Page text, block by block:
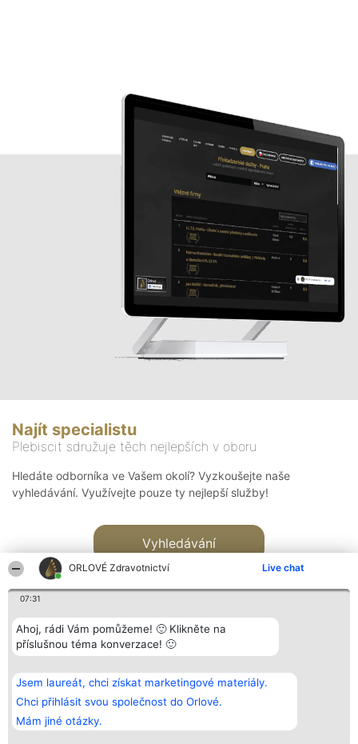
ORLOVÉ Zdravotnictví Live chat
07:31
Ahoj, rádi Vám pomůžeme! 🙂 Klikněte na
příslušnou téma konverzace! 🙂
Jsem laureát, chci získat marketingové materiály.
Chci přihlásit svou společnost do Orlové.
Mám jiné otázky.
Najít specialistu
Plebiscit sdružuje těch nejlepších v oboru
Hledáte odborníka ve Vašem okolí? Vyzkoušejte naše
vyhledávání. Využívejte pouze ty nejlepší služby!
Vyhledávání
Bright Side Solutions sp. z o.
o. sp. k.
ul. Ruska 22
Wrocław 50-079
KRS 0000749100 | Regon
381313360 | NIP 8943132676
Vítězové
Seznam všech
laureátů
Zásady
Zásady
Kontakt